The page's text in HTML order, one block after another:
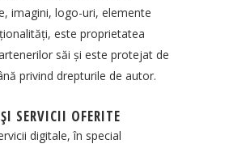
imagini, logo-uri, elemente
este proprietatea
săi și este protejat de
privind drepturile de autor.
SERVICII OFERITE
digitale, în special